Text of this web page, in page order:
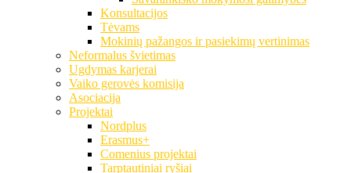
Konsultacijos
Tėvams
Mokinių pažangos ir pasiekimų vertinimas
Neformalus švietimas
Ugdymas karjerai
Vaiko gerovės komisija
Asociacija
Projektai
Nordplus
Erasmus+
Comenius projektai
Tarptautiniai ryšiai